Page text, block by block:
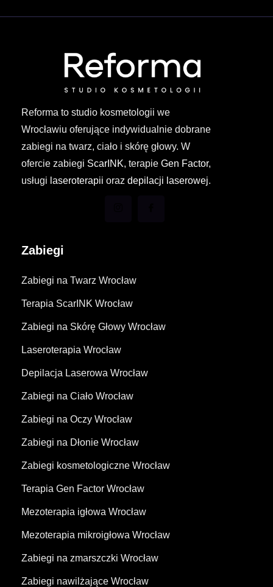
Reforma to studio kosmetologii we
Wrocławiu oferujące indywidualnie dobrane
zabiegi na twarz, ciało i skórę głowy. W
ofercie zabiegi ScarINK, terapie Gen Factor,
usługi laseroterapii oraz depilacji laserowej.
Zabiegi
Zabiegi na Twarz Wrocław
Terapia ScarINK Wrocław
Zabiegi na Skórę Głowy Wrocław
Laseroterapia Wrocław
Depilacja Laserowa Wrocław
Zabiegi na Ciało Wrocław
Zabiegi na Oczy Wrocław
Zabiegi na Dłonie Wrocław
Zabiegi kosmetologiczne Wrocław
Terapia Gen Factor Wrocław
Mezoterapia igłowa Wrocław
Mezoterapia mikroigłowa Wrocław
Zabiegi na zmarszczki Wrocław
Zabiegi nawilżające Wrocław